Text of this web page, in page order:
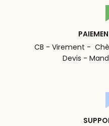
CB - Virement -
Devis -